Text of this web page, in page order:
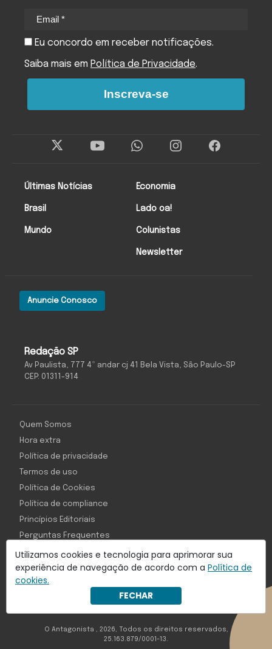
Utilizamos cookies e tecnologia para aprimorar sua
experiência de navegação de acordo com a Política de
cookies.
FECHAR
Redação SP
Av Paulista, 777 4º andar cj 41 Bela Vista, São Paulo-SP
CEP: 01311-914
Anuncie Conosco
Últimas Notícias
Brasil
Mundo
Economia
Lado oa!
Colunistas
Newsletter
Eu concordo em receber notificações.
Saiba mais em Política de Privacidade.
Inscreva-se
Com inteligência e tecnologia:
Object1ve - Marketing Solution
Quem Somos
Hora extra
Política de privacidade
Termos de uso
Política de Cookies
Política de compliance
Princípios Editoriais
Perguntas Frequentes
O Antagonista , 2026, Todos os direitos reservados,
25.163.879/0001-13.